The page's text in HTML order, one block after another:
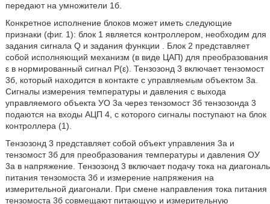
передают на умножители 1б.
Конкретное исполнение блоков может иметь следующие
признаки (фиг. 1): блок 1 является контроллером, необходим для
задания сигнала Q и задания функции
. Блок 2 представляет
собой исполняющий механизм (в виде ЦАП) для преобразования
ε в нормированный сигнал Р(ε). Тензозонд 3 включает тензомост
3б, который находится в контакте с управляемым объектом 3а.
Сигналы измерения температуры и давления с выхода
управляемого объекта УО 3а через тензомост 3б тензозонда 3
подаются на входы АЦП 4, с которого сигналы поступают на блок
контроллера (1).
Тензозонд 3 представляет собой объект управления 3а и
тензомост 3б для преобразования температуры и давления ОУ
3а в напряжение. Тензозонд 3 включает подачу тока на диагональ
питания тензомоста 3б и измерение напряжения на
измерительной диагонали. При смене направления тока питания
тензомоста 3б совмещают питающую и измерительную